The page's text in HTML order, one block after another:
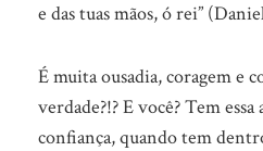
e das tuas mãos, ó rei”
É muita ousadia, coragem e
verdade?!? E você? Tem essa
confiança, quando tem